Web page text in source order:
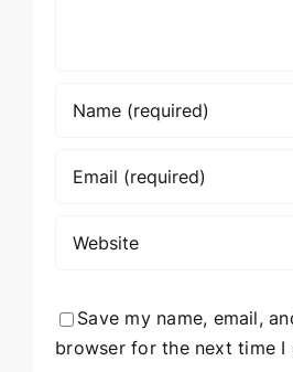
Save my name, email,
browser for the next time I